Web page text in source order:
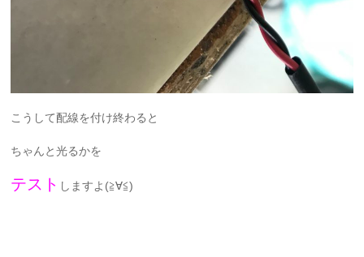
こうして配線を付け終わると
ちゃんと光るかを
テスト しますよ(≧∀≦)